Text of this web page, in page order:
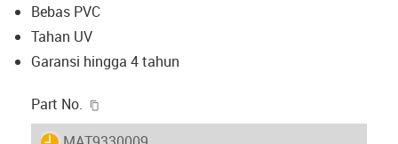
Bebas PVC
Tahan UV
Garansi hingga 4 tahun
Part No.
igus-icon-lieferzeit